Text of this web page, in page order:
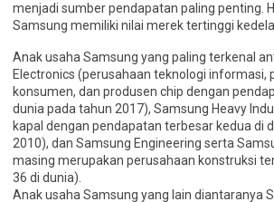
menjadi sumber pendapatan paling penting.
Samsung memiliki nilai merek tertinggi
Anak usaha Samsung yang paling terkenal
Electronics (perusahaan teknologi informasi,
konsumen, dan produsen chip dengan
dunia pada tahun 2017), Samsung Heavy
kapal dengan pendapatan terbesar kedua di
2010), dan Samsung Engineering serta
masing merupakan perusahaan konstruksi
36 di dunia).
Anak usaha Samsung yang lain diantaranya